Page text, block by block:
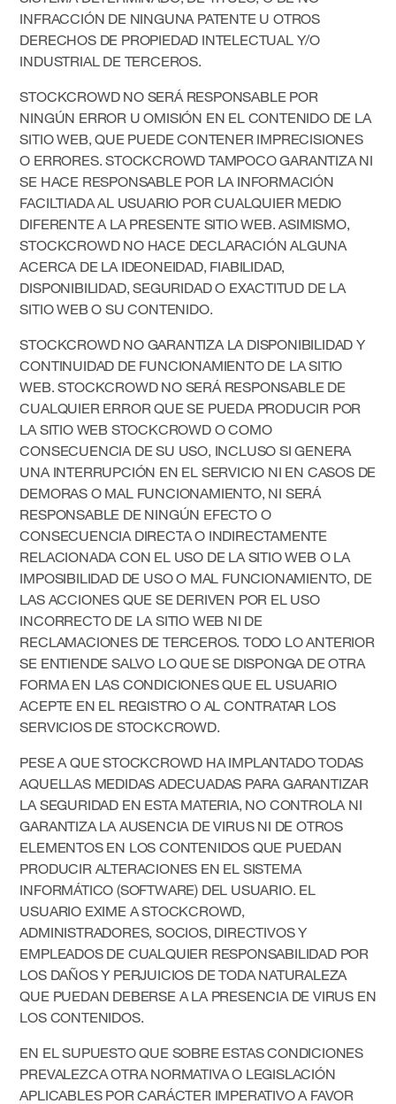
INFRACCIÓN DE NINGUNA PATENTE U OTROS
DERECHOS DE PROPIEDAD INTELECTUAL Y/O
INDUSTRIAL DE TERCEROS.
STOCKCROWD NO SERÁ RESPONSABLE POR
NINGÚN ERROR U OMISIÓN EN EL CONTENIDO DE LA
SITIO WEB, QUE PUEDE CONTENER IMPRECISIONES
O ERRORES. STOCKCROWD TAMPOCO GARANTIZA NI
SE HACE RESPONSABLE POR LA INFORMACIÓN
FACILTIADA AL USUARIO POR CUALQUIER MEDIO
DIFERENTE A LA PRESENTE SITIO WEB. ASIMISMO,
STOCKCROWD NO HACE DECLARACIÓN ALGUNA
ACERCA DE LA IDEONEIDAD, FIABILIDAD,
DISPONIBILIDAD, SEGURIDAD O EXACTITUD DE LA
SITIO WEB O SU CONTENIDO.
STOCKCROWD NO GARANTIZA LA DISPONIBILIDAD Y
CONTINUIDAD DE FUNCIONAMIENTO DE LA SITIO
WEB. STOCKCROWD NO SERÁ RESPONSABLE DE
CUALQUIER ERROR QUE SE PUEDA PRODUCIR POR
LA SITIO WEB STOCKCROWD O COMO
CONSECUENCIA DE SU USO, INCLUSO SI GENERA
UNA INTERRUPCIÓN EN EL SERVICIO NI EN CASOS DE
DEMORAS O MAL FUNCIONAMIENTO, NI SERÁ
RESPONSABLE DE NINGÚN EFECTO O
CONSECUENCIA DIRECTA O INDIRECTAMENTE
RELACIONADA CON EL USO DE LA SITIO WEB O LA
IMPOSIBILIDAD DE USO O MAL FUNCIONAMIENTO, DE
LAS ACCIONES QUE SE DERIVEN POR EL USO
INCORRECTO DE LA SITIO WEB NI DE
RECLAMACIONES DE TERCEROS. TODO LO ANTERIOR
SE ENTIENDE SALVO LO QUE SE DISPONGA DE OTRA
FORMA EN LAS CONDICIONES QUE EL USUARIO
ACEPTE EN EL REGISTRO O AL CONTRATAR LOS
SERVICIOS DE STOCKCROWD.
PESE A QUE STOCKCROWD HA IMPLANTADO TODAS
AQUELLAS MEDIDAS ADECUADAS PARA GARANTIZAR
LA SEGURIDAD EN ESTA MATERIA, NO CONTROLA NI
GARANTIZA LA AUSENCIA DE VIRUS NI DE OTROS
ELEMENTOS EN LOS CONTENIDOS QUE PUEDAN
PRODUCIR ALTERACIONES EN EL SISTEMA
INFORMÁTICO (SOFTWARE) DEL USUARIO. EL
USUARIO EXIME A STOCKCROWD,
ADMINISTRADORES, SOCIOS, DIRECTIVOS Y
EMPLEADOS DE CUALQUIER RESPONSABILIDAD POR
LOS DAÑOS Y PERJUICIOS DE TODA NATURALEZA
QUE PUEDAN DEBERSE A LA PRESENCIA DE VIRUS EN
LOS CONTENIDOS.
EN EL SUPUESTO QUE SOBRE ESTAS CONDICIONES
PREVALEZCA OTRA NORMATIVA O LEGISLACIÓN
APLICABLES POR CARÁCTER IMPERATIVO A FAVOR